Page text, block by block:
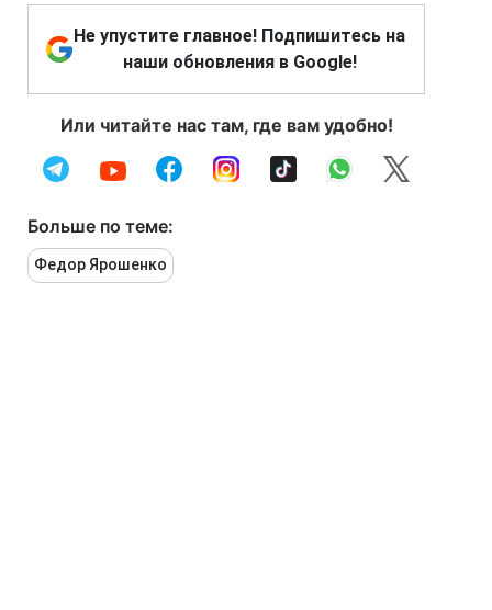
Не упустите главное! Подпишитесь на
наши обновления в Google!
Или читайте нас там, где вам удобно!
Больше по теме:
Федор Ярошенко